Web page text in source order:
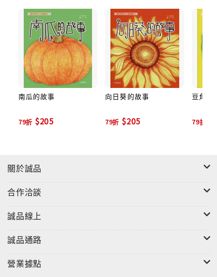
南瓜的故事
79折 $205
向日葵的故事
79折 $205
豆角的
79折
關於誠品
合作洽談
誠品線上
誠品通路
營業據點